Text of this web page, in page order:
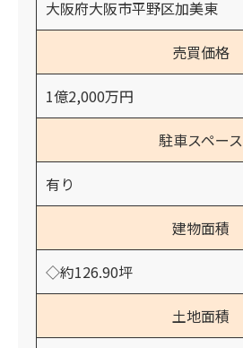
大阪府大阪市平野区加美東
売買価格
1億2,000万円
駐車スペース
有り
建物面積
◇約126.90坪
土地面積